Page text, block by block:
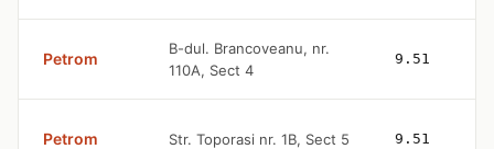
Petrom
B-dul. Brancoveanu, nr.
110A, Sect 4
9.51
Petrom Str. Toporasi nr. 1B, Sect 5 9.51